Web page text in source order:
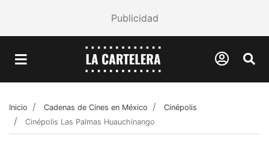
Publicidad
Inicio Cadenas de Cines en México
Cinépolis
Cinépolis Las Palmas Huauchinango